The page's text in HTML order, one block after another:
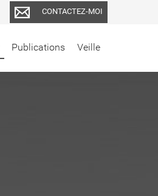
Publications Veille
CONTACTEZ-MOI